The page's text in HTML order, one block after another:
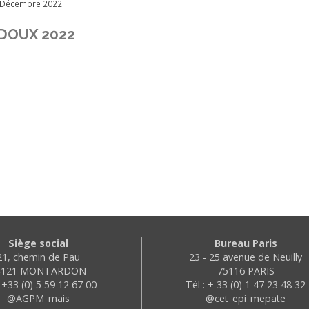
2022
2022
Siège social
chemin de Pau
MONTARDON
(0) 5 59 12 67 00
@AGPM_mais
Bureau Paris
23 - 25 avenue de Neuilly
75116 PARIS
Tél : + 33 (0) 1 47 23 48 32
@cet_epi_mepate